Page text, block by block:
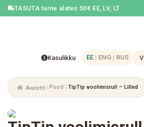
TASUTA tarne alates 50€ EE, LV, LT
Kasulikku EE | ENG | RUS
Avaleht Pood TipTip voolimisrull – Lilled